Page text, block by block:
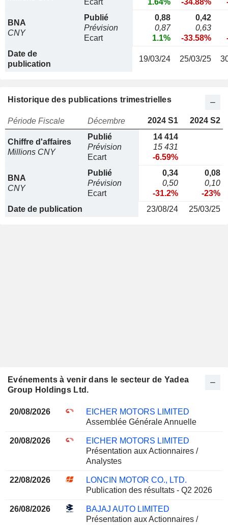
Ecart
1.64%
-34.88%
BNA
CNY
Publié
Prévision
Ecart
0,88
0,87
1.1%
0,42
0,63
-33.58%
Date de
publication
19/03/24 25/03/25
Historique des publications trimestrielles
Période Fiscale Décembre 2024 S1 2024 S2
Chiffre d'affaires
Millions CNY
Publié
Prévision
Ecart
14 414
15 431
-6.59%
BNA
CNY
Publié
Prévision
Ecart
0,34
0,50
-31.2%
0,08
0,10
-23%
Date de publication
23/08/24 25/03/25
Evénements à venir dans le secteur de Yadea
Group Holdings Ltd.
20/08/2026
EICHER MOTORS LIMITED
Assemblée Générale Annuelle
20/08/2026
EICHER MOTORS LIMITED
Présentation aux Actionnaires /
Analystes
22/08/2026
LONCIN MOTOR CO., LTD.
Publication des résultats - Q2 2026
26/08/2026
BAJAJ AUTO LIMITED
Présentation aux Actionnaires /